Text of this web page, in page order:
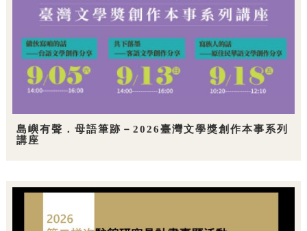
島嶼有聲．母語筆跡－2026臺灣文學獎創作本事系列
講座